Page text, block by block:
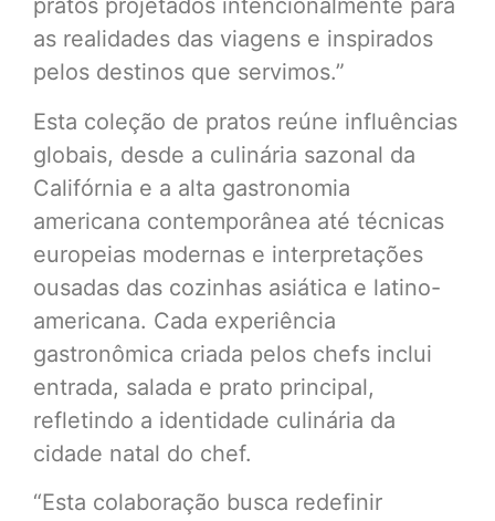
pratos projetados intencionalmente para
as realidades das viagens e inspirados
pelos destinos que servimos.”
Esta coleção de pratos reúne influências
globais, desde a culinária sazonal da
Califórnia e a alta gastronomia
americana contemporânea até técnicas
europeias modernas e interpretações
ousadas das cozinhas asiática e latino-
americana. Cada experiência
gastronômica criada pelos chefs inclui
entrada, salada e prato principal,
refletindo a identidade culinária da
cidade natal do chef.
“Esta colaboração busca redefinir